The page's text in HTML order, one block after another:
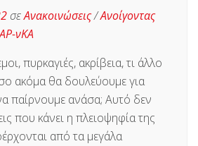
σεΑνακοινώσεις/Ανοίγοντας
νΚΑ
πυρκαγιές, ακρίβεια, τι άλλο
ακόμα θα δουλεύουμε για
παίρνουμε ανάσα; Αυτό δεν
που κάνει η πλειοψηφία της
από τα μεγάλα